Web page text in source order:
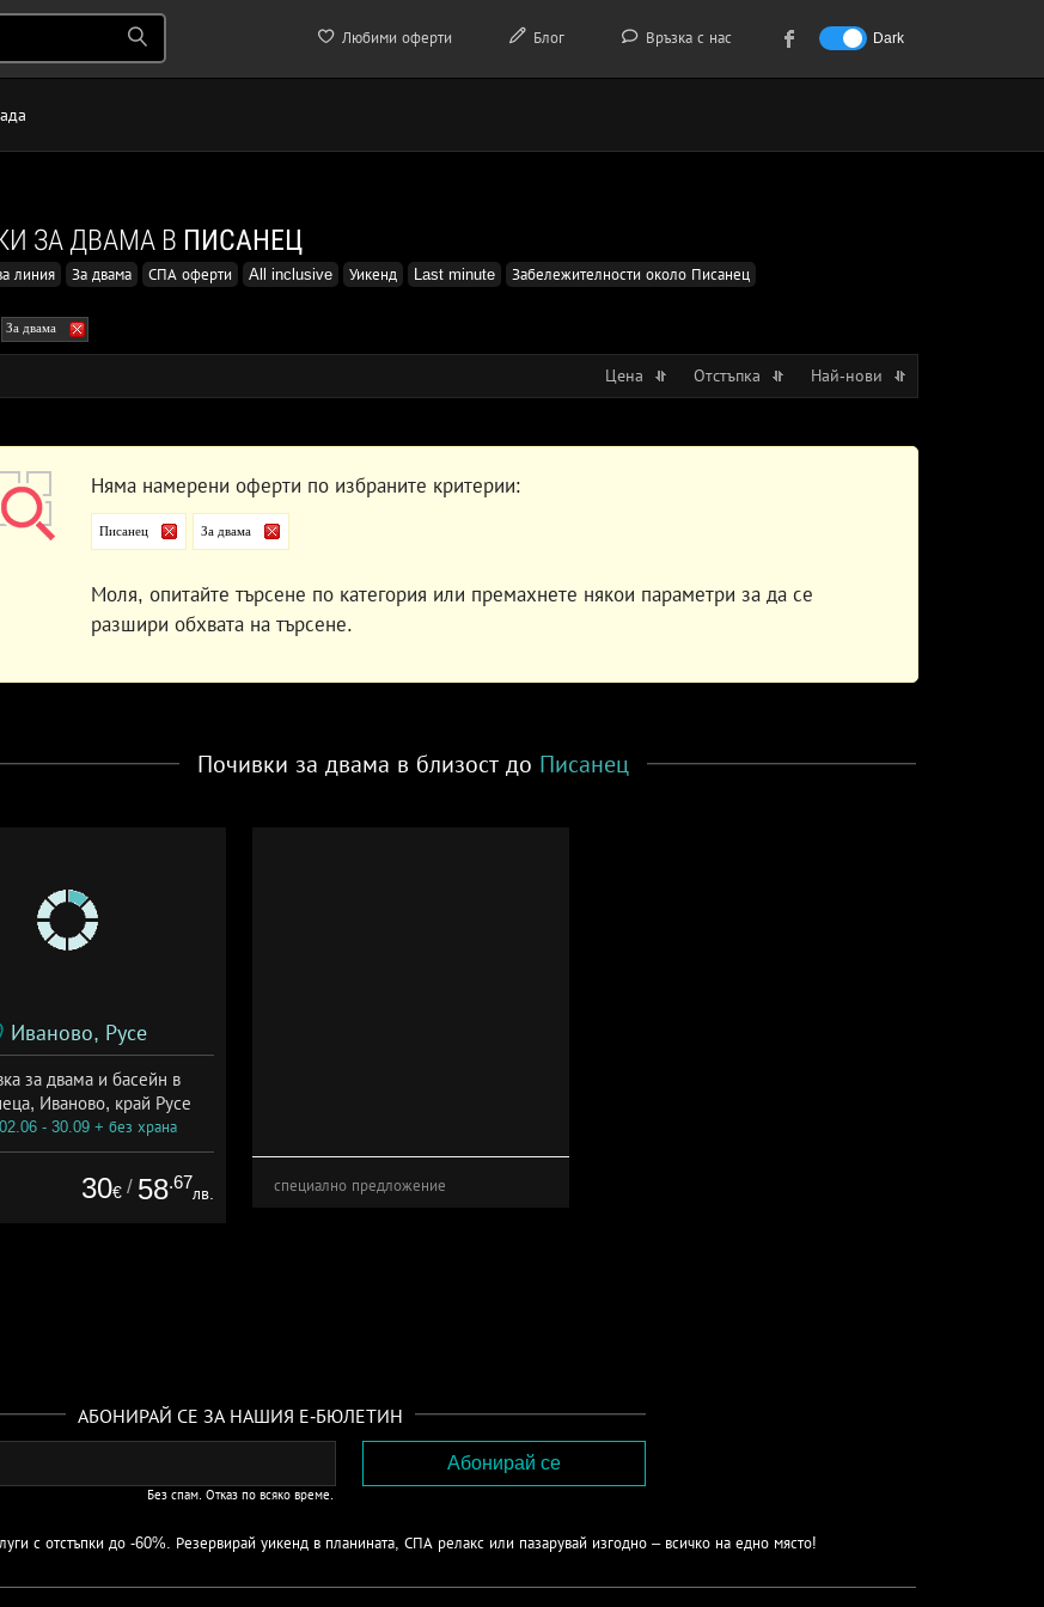
Любими оферти Блог Връзка с нас Dark
ЗА ДВАМА В ПИСАНЕЦ
линия За двама СПА оферти All inclusive Уикенд Last minute Забележителности около Писанец
За двама
Цена Отстъпка Най-нови
Няма намерени оферти по избраните критерии:
Писанец За двама
Моля, опитайте търсене по категория или премахнете някои параметри за да се
разшири обхвата на търсене.
Почивки за двама в близост до Писанец
Иваново, Русе
за двама и басейн в
Иваново, край Русе
- 30.09 + без храна
30€ / 58.67
лв. специално предложение
АБОНИРАЙ СЕ ЗА НАШИЯ Е-БЮЛЕТИН
Без спам. Отказ по всяко време.
с отстъпки до -60%. Резервирай уикенд в планината, СПА релакс или пазарувай изгодно – всичко на едно място!